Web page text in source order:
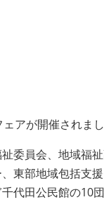
アが開催されまし
委員会、地域福
東部地域包括支
代田公民館の10